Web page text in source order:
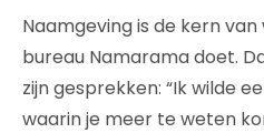
Naamgeving is de kern
bureau Namarama doet.
zijn gesprekken: “Ik wilde
waarin je meer te weten